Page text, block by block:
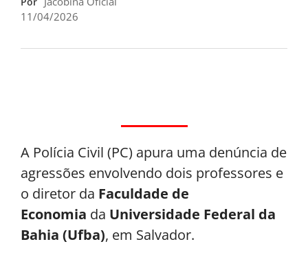
11/04/2026
A Polícia Civil (PC) apura uma denúncia de
agressões envolvendo dois professores e
o diretor da Faculdade de
Economia da Universidade Federal da
Bahia (Ufba), em Salvador.